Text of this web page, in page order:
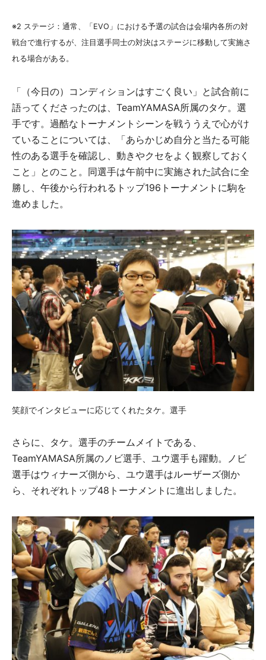
※2 ステージ：通常、「EVO」における予選の試合は会場内各所の対
戦台で進行するが、注目選手同士の対決はステージに移動して実施さ
れる場合がある。
「（今日の）コンディションはすごく良い」と試合前に
語ってくださったのは、TeamYAMASA所属のタケ。選
手です。過酷なトーナメントシーンを戦ううえで心がけ
ていることについては、「あらかじめ自分と当たる可能
性のある選手を確認し、動きやクセをよく観察しておく
こと」とのこと。同選手は午前中に実施された試合に全
勝し、午後から行われるトップ196トーナメントに駒を
進めました。
笑顔でインタビューに応じてくれたタケ。選手
さらに、タケ。選手のチームメイトである、
TeamYAMASA所属のノビ選手、ユウ選手も躍動。ノビ
選手はウィナーズ側から、ユウ選手はルーザーズ側か
ら、それぞれトップ48トーナメントに進出しました。